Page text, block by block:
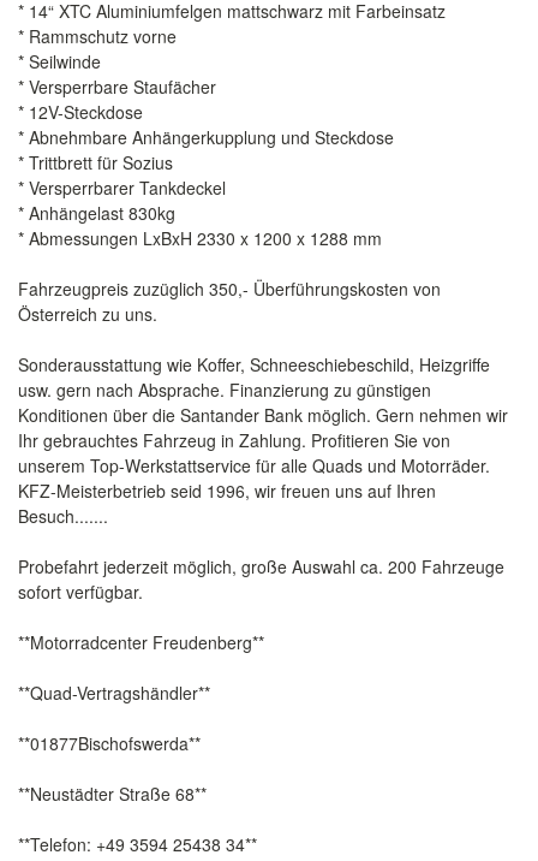
* 14“ XTC Aluminiumfelgen mattschwarz mit Farbeinsatz
* Rammschutz vorne
* Seilwinde
* Versperrbare Staufächer
* 12V-Steckdose
* Abnehmbare Anhängerkupplung und Steckdose
* Trittbrett für Sozius
* Versperrbarer Tankdeckel
* Anhängelast 830kg
* Abmessungen LxBxH 2330 x 1200 x 1288 mm
Fahrzeugpreis zuzüglich 350,- Überführungskosten von
Österreich zu uns.
Sonderausstattung wie Koffer, Schneeschiebeschild, Heizgriffe
usw. gern nach Absprache. Finanzierung zu günstigen
Konditionen über die Santander Bank möglich. Gern nehmen wir
Ihr gebrauchtes Fahrzeug in Zahlung. Profitieren Sie von
unserem Top-Werkstattservice für alle Quads und Motorräder.
KFZ-Meisterbetrieb seid 1996, wir freuen uns auf Ihren
Besuch.......
Probefahrt jederzeit möglich, große Auswahl ca. 200 Fahrzeuge
sofort verfügbar.
**Motorradcenter Freudenberg**
**Quad-Vertragshändler**
**01877Bischofswerda**
**Neustädter Straße 68**
**Telefon: +49 3594 25438 34**